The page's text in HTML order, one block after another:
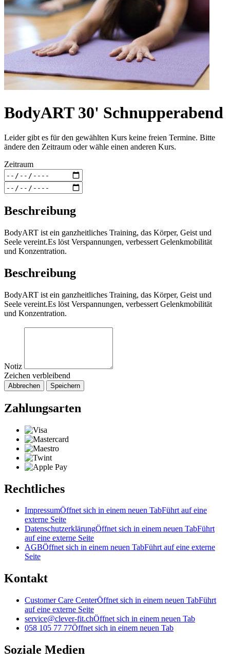
BodyART 30' Schnupperabend
Leider gibt es für den gewählten Kurs keine freien Termine. Bitte
ändere den Zeitraum oder wähle einen anderen Kurs.
Zeitraum
Beschreibung
BodyART ist ein ganzheitliches Training, das Körper, Geist und
Seele vereint.Es löst Verspannungen, verbessert Gelenkmobilität
und Konzentration.
Beschreibung
BodyART ist ein ganzheitliches Training, das Körper, Geist und
Seele vereint.Es löst Verspannungen, verbessert Gelenkmobilität
und Konzentration.
Notiz
Zeichen verbleibend
Abbrechen Speichern
Zahlungsarten
Rechtliches
ImpressumÖffnet sich in einem neuen TabFührt auf eine
externe Seite
DatenschutzerklärungÖffnet sich in einem neuen TabFührt
auf eine externe Seite
AGBÖffnet sich in einem neuen TabFührt auf eine externe
Seite
Kontakt
Customer Care CenterÖffnet sich in einem neuen TabFührt
auf eine externe Seite
service@clever-fit.chÖffnet sich in einem neuen Tab
058 105 77 77Öffnet sich in einem neuen Tab
Soziale Medien